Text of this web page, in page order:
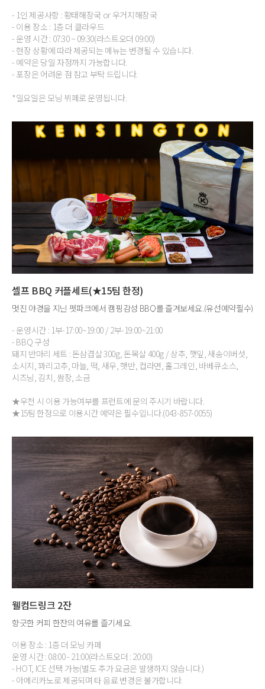
- 1인 제공사항 : 황태해장국 or 우거지해장국
- 이용 장소 : 1층 더 클라우드
- 운영 시간 : 07:30 ~ 09:30(라스트오더 09:00)
- 현장 상황에 따라 제공되는 메뉴는 변경될 수 있습니다.
- 예약은 당일 자정까지 가능합니다.
- 포장은 어려운 점 참고 부탁 드립니다.
*일요일은 모닝 뷔페로 운영됩니다.
셀프 BBQ 커플세트(★15팀 한정)
멋진 야경을 지닌 펫파크에서 캠핑감성 BBQ를 즐겨보세요.(유선예약필수)
- 운영시간 : 1부-17:00~19:00 / 2부-19:00~21:00
- BBQ 구성
돼지 반마리 세트 : 돈삼겹살 300g, 돈목살 400g / 상추, 깻잎, 새송이버섯,
소시지, 꽈리고추, 마늘, 떡, 새우, 햇반, 컵라면, 홀그레인, 바베큐소스,
시즈닝, 김치, 쌈장, 소금
★우천 시 이용 가능여부를 프런트에 문의 주시기 바랍니다.
★15팀 한정으로 이용시간 예약은 필수입니다.(043-857-0055)
웰컴드링크 2잔
향긋한 커피 한잔의 여유를 즐기세요.
이용 장소 : 1층 더 모닝 카페
운영 시간 : 08:00 - 21:00(라스트오더 : 20:00)
- HOT, ICE 선택 가능(별도 추가 요금은 발생하지 않습니다.)
- 아메리카노로 제공되며 타 음료 변경은 불가합니다.